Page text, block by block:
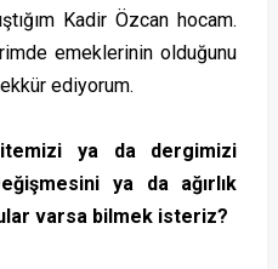
Kadir Özcan hocam.
emeklerinin olduğunu
ediyorum.
ya da dergimizi
ya da ağırlık
varsa bilmek isteriz?